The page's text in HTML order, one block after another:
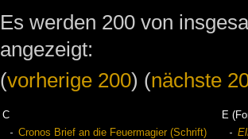
Es werden 200 von
angezeigt:
(vorherige 200) (nächste
C
Cronos Brief an die Feuermagier (Schrift)
E